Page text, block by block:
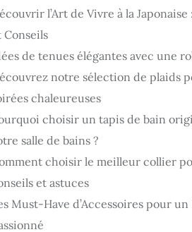
l’Art de Vivre à la
Conseils
de tenues élégantes avec une
notre sélection de plaids
chaleureuses
choisir un tapis de bain
salle de bains ?
choisir le meilleur collier
et astuces
Must-Have d’Accessoires pour